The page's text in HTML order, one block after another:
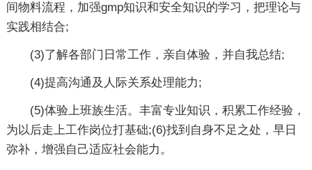
间物料流程，加强gmp知识和安全知识的学习，把理论与
实践相结合;
(3)了解各部门日常工作，亲自体验，并自我总结;
(4)提高沟通及人际关系处理能力;
(5)体验上班族生活。丰富专业知识，积累工作经验，
为以后走上工作岗位打基础;(6)找到自身不足之处，早日
弥补，增强自己适应社会能力。